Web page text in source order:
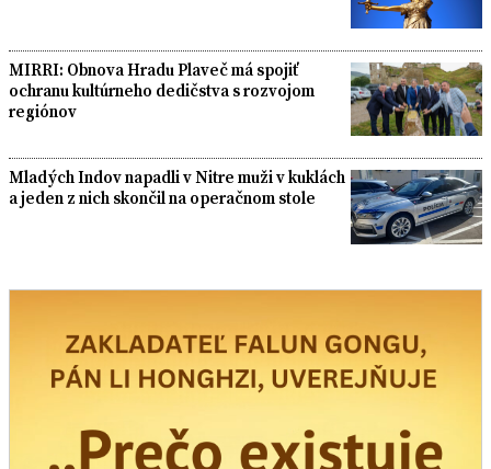
MIRRI: Obnova Hradu Plaveč má spojiť
ochranu kultúrneho dedičstva s rozvojom
regiónov
Mladých Indov napadli v Nitre muži v kuklách
a jeden z nich skončil na operačnom stole